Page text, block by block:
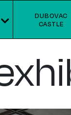
DUBOVAC
CASTLE